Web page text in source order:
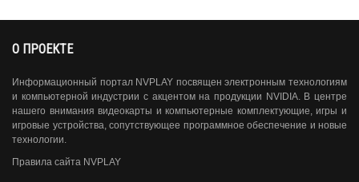
О ПРОЕКТЕ
Информационный портал NVPLAY посвящен электронным технологиям
и компьютерной индустрии с акцентом на продукции NVIDIA. В центре
нашего внимания видеокарты и компьютерные комплектующие, игры и
игровые устройства, сопутствующее программное обеспечение и новые
технологии.
Правила сайта NVPLAY